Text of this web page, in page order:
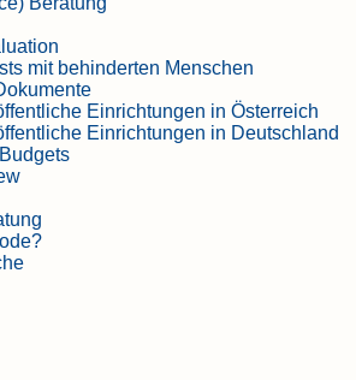
mit behinderten Menschen
Einrichtungen in Österreich
Einrichtungen in Deutschland